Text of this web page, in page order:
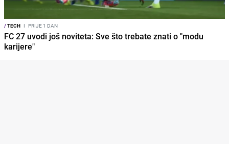
/TECH I PRIJE 1 DAN
FC 27 uvodi još noviteta: Sve što trebate znati o "modu
karijere"